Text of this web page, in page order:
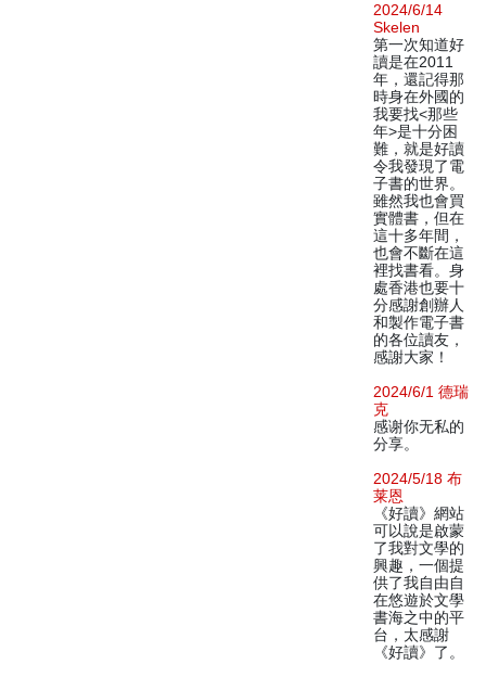
2024/6/14
Skelen
第一次知道好
讀是在2011
年，還記得那
時身在外國的
我要找<那些
年>是十分困
難，就是好讀
令我發現了電
子書的世界。
雖然我也會買
實體書，但在
這十多年間，
也會不斷在這
裡找書看。身
處香港也要十
分感謝創辦人
和製作電子書
的各位讀友，
感謝大家！
2024/6/1 德瑞
克
感谢你无私的
分享。
2024/5/18 布
莱恩
《好讀》網站
可以說是啟蒙
了我對文學的
興趣，一個提
供了我自由自
在悠遊於文學
書海之中的平
台，太感謝
《好讀》了。